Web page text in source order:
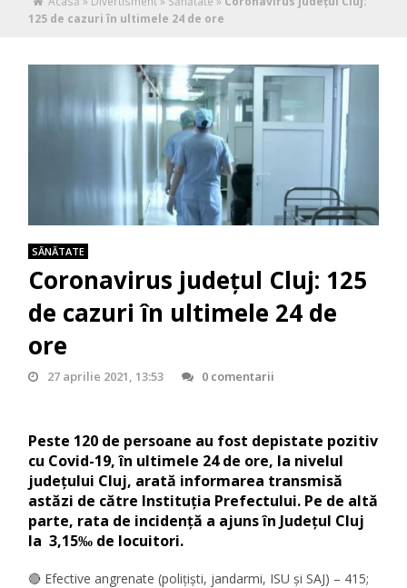
125 de cazuri în ultimele 24 de ore
SĂNĂTATE
Coronavirus județul Cluj: 125
de cazuri în ultimele 24 de
ore
27 aprilie 2021, 13:53 0 comentarii
Peste 120 de persoane au fost depistate pozitiv
cu Covid-19, în ultimele 24 de ore, la nivelul
județului Cluj, arată informarea transmisă
astăzi de către Instituția Prefectului. Pe de altă
parte, rata de incidență a ajuns în Județul Cluj
la 3,15‰ de locuitori.
🔴 Efective angrenate (polițiști, jandarmi, ISU și SAJ) – 415;